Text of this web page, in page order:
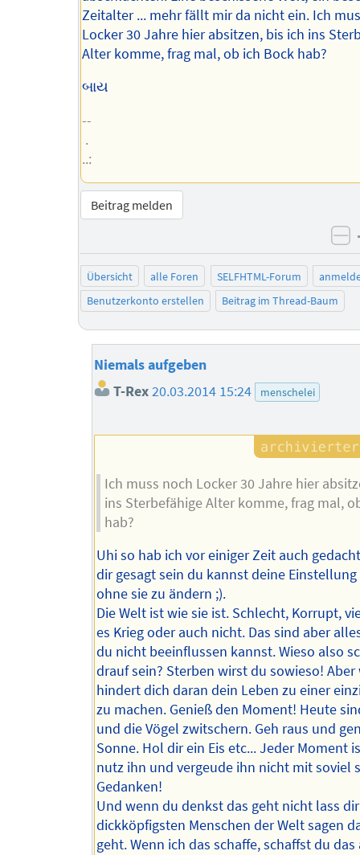
Zeitalter ... mehr fällt mir da nicht ein. Ich
Locker 30 Jahre hier absitzen, bis ich ins
Alter komme, frag mal, ob ich Bock hab?
બાય
--
.
..:
Beitrag melden
Übersicht alle Foren SELFHTML-Forum
Benutzerkonto erstellen
Beitrag im Thread-Baum
Niemals aufgeben
T-Rex20.03.2014 15:24 menschelei
Ich muss noch Locker 30 Jahre hier
ins Sterbefähige Alter komme, frag mal,
hab?
Uhi so hab ich vor einiger Zeit auch
dir gesagt sein du kannst deine
ohne sie zu ändern ;).
Die Welt ist wie sie ist. Schlecht, Korrupt,
es Krieg oder auch nicht. Das sind aber
du nicht beeinflussen kannst. Wieso also
drauf sein? Sterben wirst du sowieso! Aber
hindert dich daran dein Leben zu einer
zu machen. Genieß den Moment! Heute
und die Vögel zwitschern. Geh raus und
Sonne. Hol dir ein Eis etc... Jeder Moment
nutz ihn und vergeude ihn nicht mit soviel
Gedanken!
Und wenn du denkst das geht nicht lass
dickköpfigsten Menschen der Welt sagen
geht. Wenn ich das schaffe, schaffst du das